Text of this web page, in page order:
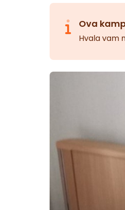
Ova
Hvala vam